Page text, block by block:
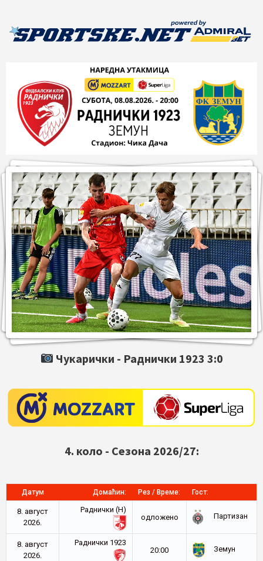
Чукарички - Раднички 1923 3:0
4. коло - Сезона 2026/27:
Датум Домаћин: Рез / Време: Гост:
8. август
2026.
Раднички (Н)
oдложено
Партизан
8. август
2026.
Раднички 1923
20:00
Земун